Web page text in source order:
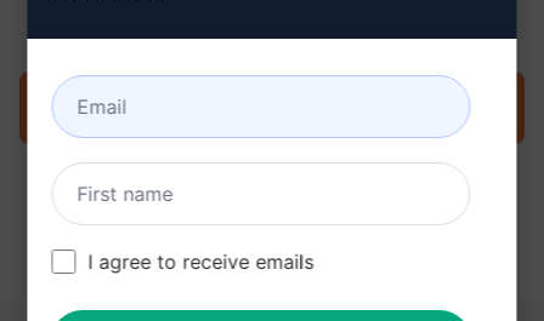
Essayez l'invite maintenant sur ChatGPT
I agree to receive emails